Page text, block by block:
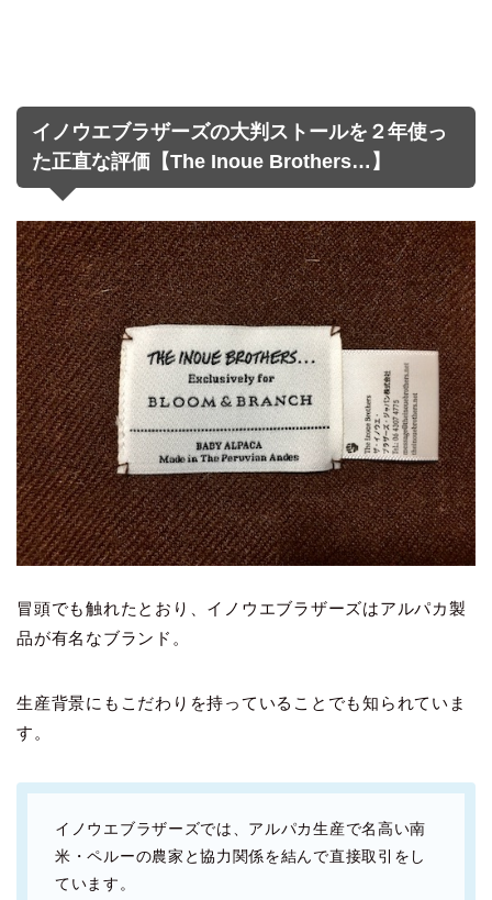
イノウエブラザーズの大判ストールを２年使っ
た正直な評価【The Inoue Brothers…】
冒頭でも触れたとおり、イノウエブラザーズはアルパカ製
品が有名なブランド。
生産背景にもこだわりを持っていることでも知られていま
す。
イノウエブラザーズでは、アルパカ生産で名高い南
米・ペルーの農家と協力関係を結んで直接取引をし
ています。